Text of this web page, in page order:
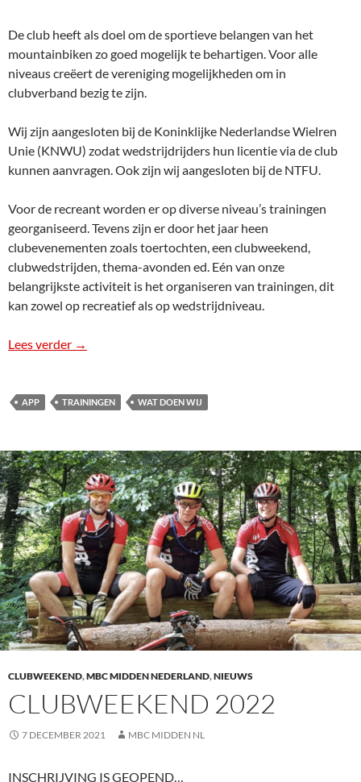
De club heeft als doel om de sportieve belangen van het
mountainbiken zo goed mogelijk te behartigen. Voor alle
niveaus creëert de vereniging mogelijkheden om in
clubverband bezig te zijn.
Wij zijn aangesloten bij de Koninklijke Nederlandse Wielren
Unie (KNWU) zodat wedstrijdrijders hun licentie via de club
kunnen aanvragen. Ook zijn wij aangesloten bij de NTFU.
Voor de recreant worden er op diverse niveau’s trainingen
georganiseerd. Tevens zijn er door het jaar heen
clubevenementen zoals toertochten, een clubweekend,
clubwedstrijden, thema-avonden ed. Eén van onze
belangrijkste activiteit is het organiseren van trainingen, dit
kan zowel op recreatief als op wedstrijdniveau.
Lees verder Wat doen wij
→
APP TRAININGEN WAT DOEN WIJ
CLUBWEEKEND,MBC MIDDEN NEDERLAND,NIEUWS
CLUBWEEKEND 2022
7 DECEMBER 2021 MBC MIDDEN NL
INSCHRIJVING IS GEOPEND…